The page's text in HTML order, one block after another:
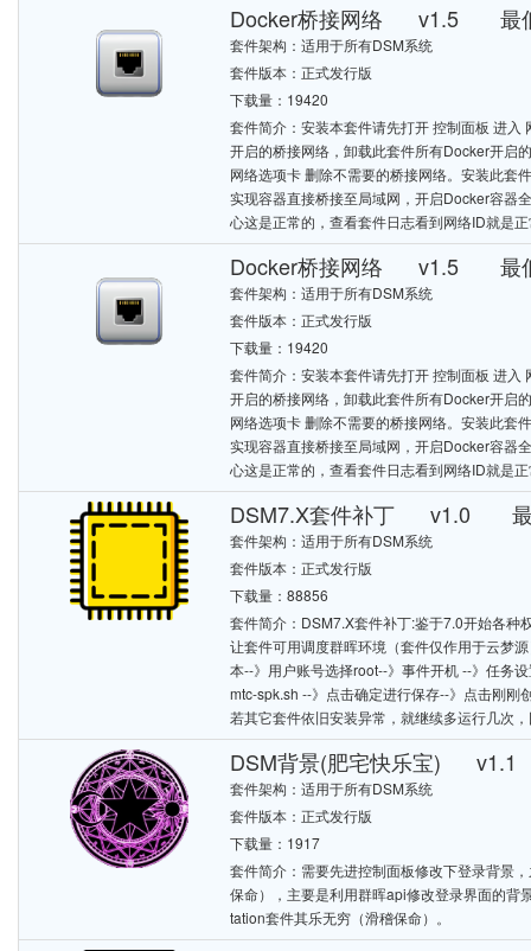
Docker桥接网络 v1.5 最低
套件架构：适用于所有DSM系统
套件版本：正式发行版
下载量：19420
套件简介：安装本套件请先打开 控制面板 进
开启的桥接网络，卸载此套件所有Docker开启
网络选项卡 删除不需要的桥接网络。安装此套
实现容器直接桥接至局域网，开启Docker容器
心这是正常的，查看套件日志看到网络ID就是
Docker桥接网络 v1.5 最低
套件架构：适用于所有DSM系统
套件版本：正式发行版
下载量：19420
套件简介：安装本套件请先打开 控制面板 进
开启的桥接网络，卸载此套件所有Docker开启
网络选项卡 删除不需要的桥接网络。安装此套
实现容器直接桥接至局域网，开启Docker容器
心这是正常的，查看套件日志看到网络ID就是
DSM7.X套件补丁 v1.0 最
套件架构：适用于所有DSM系统
套件版本：正式发行版
下载量：88856
套件简介：DSM7.X套件补丁:鉴于7.0开始各种
让套件可用调度群晖环境（套件仅作用于云梦
本--》用户账号选择root--》事件开机 --》任务
mtc-spk.sh --》点击确定进行保存--》点击刚刚
若其它套件依旧安装异常，就继续多运行几次
DSM背景(肥宅快乐宝)
套件架构：适用于所有DSM系统
套件版本：正式发行版
下载量：1917
套件简介：需要先进控制面板修改下登录背景
保命），主要是利用群晖api修改登录界面的背
tation套件其乐无穷（滑稽保命）。